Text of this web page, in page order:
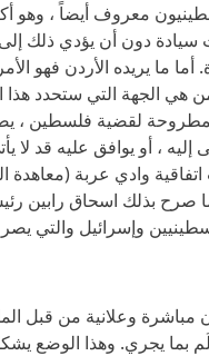
معروف أيضاً ،
سيادة دون أن يؤدي ذلك
ما يريده الأردن فهو
هي الجهة التي ستحدد
لقضية فلسطين ،
إليه ، أو يوافق عليه قد لا
وادي عربة (معاهدة
صرح بذلك اسحاق رابين
وإسرائيل والتي
مباشرة وعلانية من قبل
بما يجري. وهذا الوضع